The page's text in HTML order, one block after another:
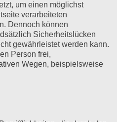
um einen möglichst
verarbeiteten
Dennoch können
Sicherheitslücken
gewährleistet werden kann.
Person frei,
Wegen, beispielsweise